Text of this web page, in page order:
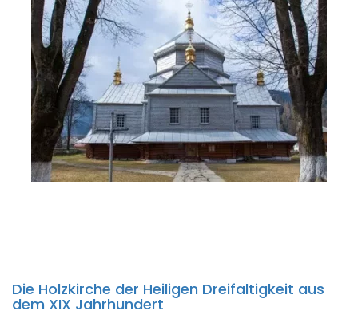
Die Holzkirche der Heiligen Dreifaltigkeit aus
dem XIX Jahrhundert